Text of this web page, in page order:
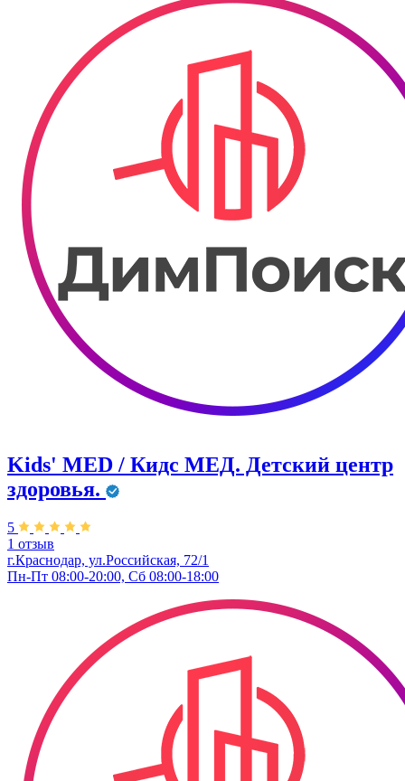
Kids' MED / Кидс МЕД. Детский центр
здоровья.
5
1 отзыв
г.Краснодар, ул.Российская, 72/1
Пн-Пт 08:00-20:00, Сб 08:00-18:00